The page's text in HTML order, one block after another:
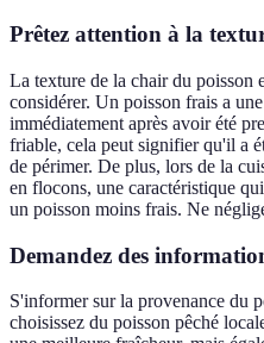
Prêtez attention à la
La texture de la chair du poisson
considérer. Un poisson frais a
immédiatement après avoir été
friable, cela peut signifier qu'il a
de périmer. De plus, lors de la
en flocons, une caractéristique
un poisson moins frais. Ne
Demandez des
S'informer sur la provenance du
choisissez du poisson pêché